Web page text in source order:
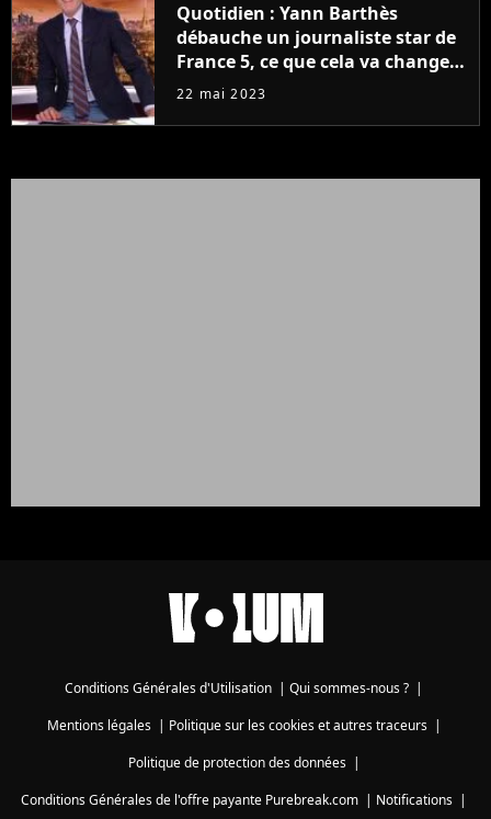
Quotidien : Yann Barthès
débauche un journaliste star de
France 5, ce que cela va changer
à la rentrée
22 mai 2023
Conditions Générales d'Utilisation | Qui sommes-nous ? |
Mentions légales| Politique sur les cookies et autres traceurs|
Politique de protection des données|
Conditions Générales de l'offre payante Purebreak.com | Notifications |